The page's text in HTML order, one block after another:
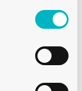
di